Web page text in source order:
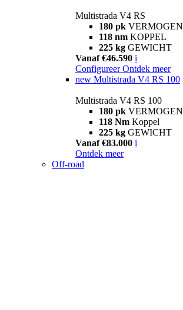
Multistrada V4 RS
180 pk VERMOGEN
118 nm KOPPEL
225 kg GEWICHT
Vanaf €46.590 i
Configureer Ontdek meer
new Multistrada V4 RS 100
Multistrada V4 RS 100
180 pk VERMOGEN
118 Nm Koppel
225 kg GEWICHT
Vanaf €83.000 i
Ontdek meer
Off-road